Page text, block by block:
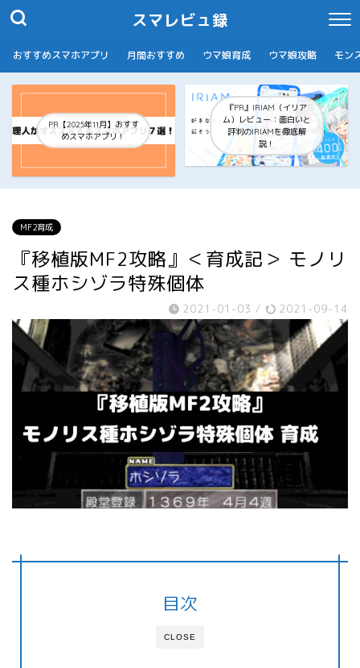
スマレビュ録
おすすめスマホアプリ 月間おすすめ ウマ娘育成 ウマ娘攻略 モン
PR【2025年11月】おすす
めスマホアプリ！
『PR』IRIAM（イリア
ム）レビュー：面白いと
評判のIRIAMを徹底解
説！
MF2育成
『移植版MF2攻略』＜育成記＞ モノリ
ス種ホシゾラ特殊個体
2021-01-03 / 2021-09-14
CLOSE
目次